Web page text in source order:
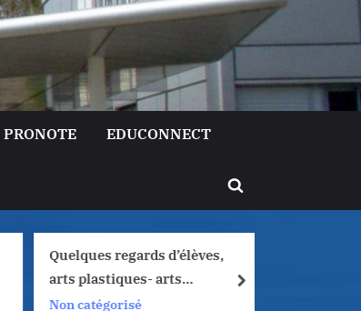
PRONOTE EDUCONNECT
Toggle
Quelques regards d’élèves,
arts plastiques- arts
numériques, 2025/2026
Non catégorisé
next